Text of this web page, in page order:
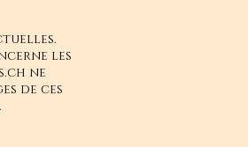
les
ne
de ces
.